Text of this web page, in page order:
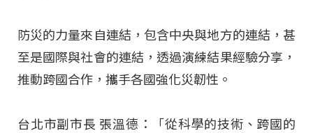
防災的力量來自連結，包含中央與地方的連結，甚
至是國際與社會的連結，透過演練結果經驗分享，
推動跨國合作，攜手各國強化災韌性。
台北市副市長 張溫德：「從科學的技術、跨國的